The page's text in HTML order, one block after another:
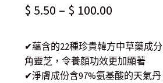
$ 5.50 – $ 100.00Price
$ 5.50
through
✔蘊含的22種珍貴韓方中草藥成
角靈芝，令養顏功效更加顯著
✔淨膚成份含97%氨基酸的天氣